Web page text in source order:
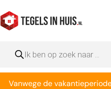
naar
de
zoeken
Vanwege de